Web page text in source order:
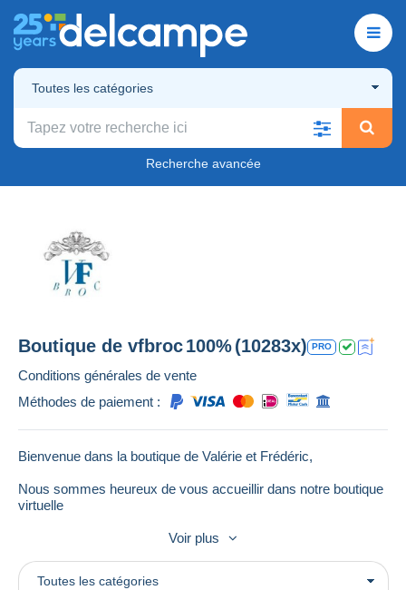
Toutes les catégories
Recherche avancée
Boutique de vfbroc100%(10283x) PRO
Conditions générales de vente
Méthodes de paiement :
Bienvenue dans la boutique de Valérie et Frédéric,
Nous sommes heureux de vous accueillir dans notre boutique
virtuelle
N'hésitez pas à nous solliciter si vous avez une question
Bonne visite
Voir plus
Toutes les catégories